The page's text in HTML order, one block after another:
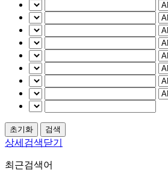
상세검색닫기
최근검색어